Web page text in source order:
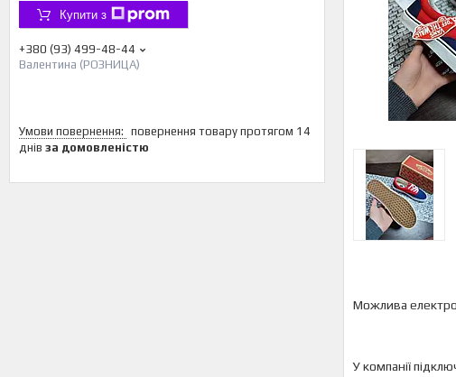
Купити з
+380 (93) 499-48-44
Валентина (РОЗНИЦА)
повернення товару протягом 14
днів за домовленістю
У компанії